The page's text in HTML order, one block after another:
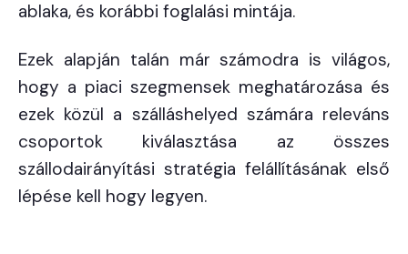
ablaka, és korábbi foglalási mintája.
Ezek alapján talán már számodra is világos,
hogy a piaci szegmensek meghatározása és
ezek közül a szálláshelyed számára releváns
csoportok kiválasztása az összes
szállodairányítási stratégia felállításának első
lépése kell hogy legyen.